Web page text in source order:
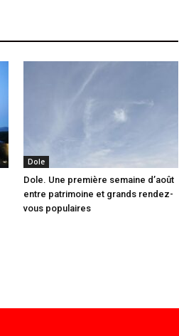
Dole
Dole. Une première semaine d’août
entre patrimoine et grands rendez-
vous populaires